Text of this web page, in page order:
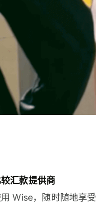
汇款提供商
Wise，随时随地享受